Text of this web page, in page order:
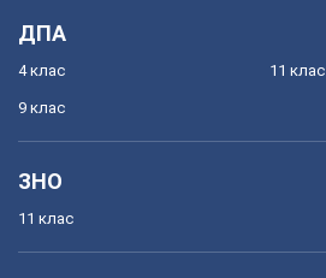
ДПА
4 клас
9 клас
11 клас
ЗНО
11 клас